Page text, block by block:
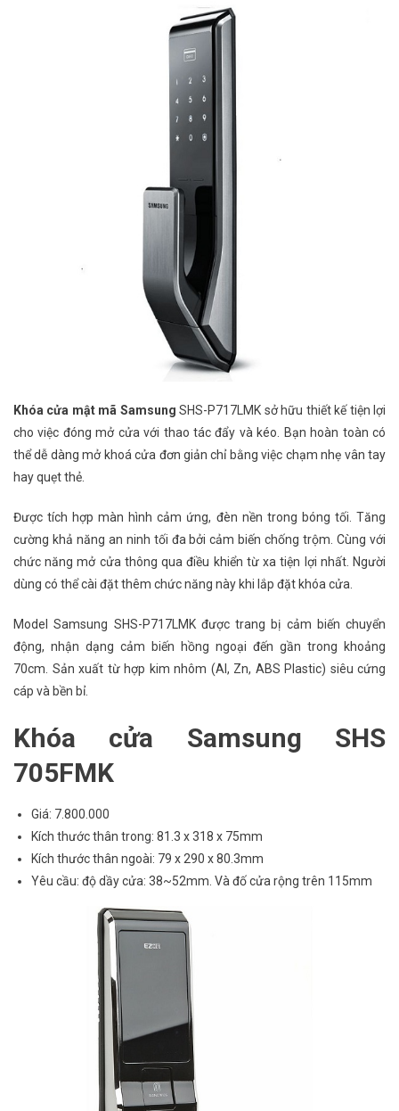
Khóa cửa mật mã SamsungSHS-P717LMK sở hữu thiết kế tiện lợi
cho việc đóng mở cửa với thao tác đẩy và kéo. Bạn hoàn toàn có
thể dễ dàng mở khoá cửa đơn giản chỉ bằng việc chạm nhẹ vân tay
hay quẹt thẻ.
Được tích hợp màn hình cảm ứng, đèn nền trong bóng tối. Tăng
cường khả năng an ninh tối đa bởi cảm biến chống trộm. Cùng với
chức năng mở cửa thông qua điều khiển từ xa tiện lợi nhất. Người
dùng có thể cài đặt thêm chức năng này khi lắp đặt khóa cửa.
Model Samsung SHS-P717LMK được trang bị cảm biến chuyển
động, nhận dạng cảm biến hồng ngoại đến gần trong khoảng
70cm. Sản xuất từ hợp kim nhôm (Al, Zn, ABS Plastic) siêu cứng
cáp và bền bỉ.
Khóa cửa Samsung SHS
705FMK
Giá: 7.800.000
Kích thước thân trong: 81.3 x 318 x 75mm
Kích thước thân ngoài: 79 x 290 x 80.3mm
Yêu cầu: độ dầy cửa: 38~52mm. Và đố cửa rộng trên 115mm